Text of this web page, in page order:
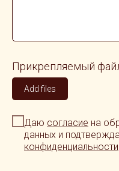
Прикрепляемый
Add files
Даю согласие на
данных и
конфиденциальности